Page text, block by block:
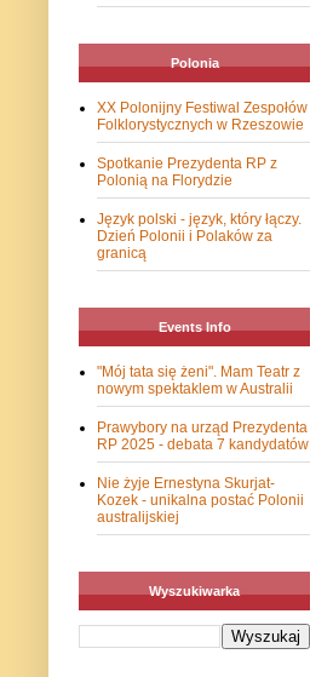
Polonia
XX Polonijny Festiwal Zespołów
Folklorystycznych w Rzeszowie
Spotkanie Prezydenta RP z
Polonią na Florydzie
Język polski - język, który łączy.
Dzień Polonii i Polaków za
granicą
Events Info
"Mój tata się żeni". Mam Teatr z
nowym spektaklem w Australii
Prawybory na urząd Prezydenta
RP 2025 - debata 7 kandydatów
Nie żyje Ernestyna Skurjat-
Kozek - unikalna postać Polonii
australijskiej
Wyszukiwarka